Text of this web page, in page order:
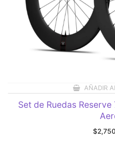
AÑADIR
Set de Ruedas
$